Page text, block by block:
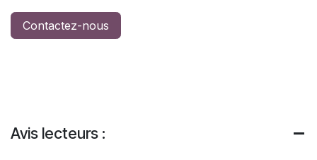
Contactez-nous
Avis lecteurs :